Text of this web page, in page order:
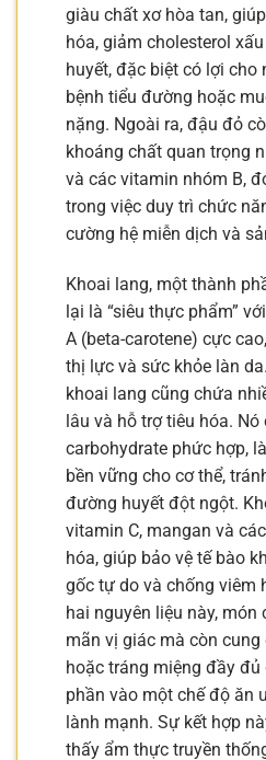
giàu chất xơ hòa tan,
hóa, giảm cholesterol
huyết, đặc biệt có lợi
bệnh tiểu đường hoặc
nặng. Ngoài ra, đậu đỏ
khoáng chất quan trọng
và các vitamin nhóm B,
trong việc duy trì chức
cường hệ miễn dịch và
Khoai lang, một thành
lại là “siêu thực phẩm”
A (beta-carotene) cực
thị lực và sức khỏe làn
khoai lang cũng chứa
lâu và hỗ trợ tiêu hóa. Nó
carbohydrate phức hợp,
bền vững cho cơ thể,
đường huyết đột ngột.
vitamin C, mangan và
hóa, giúp bảo vệ tế bào
gốc tự do và chống viêm
hai nguyên liệu này, món
mãn vị giác mà còn
hoặc tráng miệng đầy
phần vào một chế độ ăn
lành mạnh. Sự kết hợp
thấy ẩm thực truyền